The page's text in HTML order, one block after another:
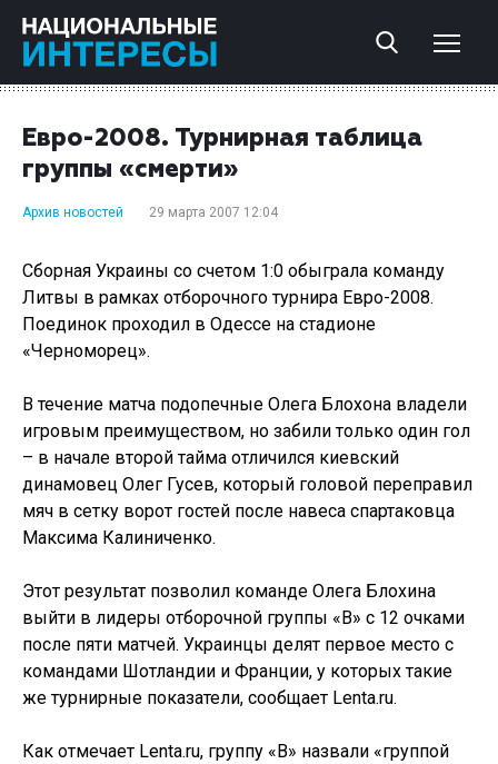
Евро-2008. Турнирная таблица
группы «смерти»
Архив новостей 29 марта 2007 12:04
Сборная Украины со счетом 1:0 обыграла команду
Литвы в рамках отборочного турнира Евро-2008.
Поединок проходил в Одессе на стадионе
«Черноморец».
В течение матча подопечные Олега Блохона владели
игровым преимуществом, но забили только один гол
– в начале второй тайма отличился киевский
динамовец Олег Гусев, который головой переправил
мяч в сетку ворот гостей после навеса спартаковца
Максима Калиниченко.
Этот результат позволил команде Олега Блохина
выйти в лидеры отборочной группы «В» с 12 очками
после пяти матчей. Украинцы делят первое место с
командами Шотландии и Франции, у которых такие
же турнирные показатели, сообщает Lenta.ru.
Как отмечает Lenta.ru, группу «B» назвали «группой